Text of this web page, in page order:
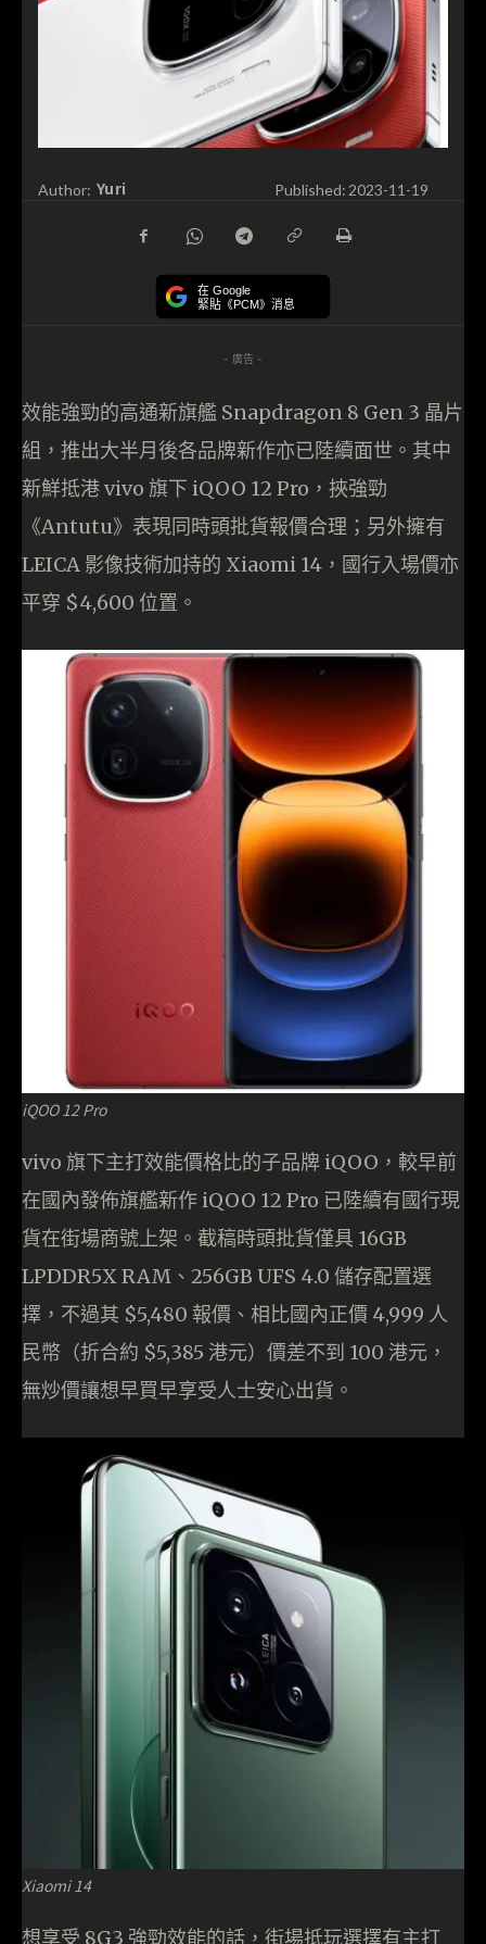
Author: Yuri Published: 2023-11-19
在 Google
緊貼《PCM》消息
- 廣告 -
效能強勁的高通新旗艦 Snapdragon 8 Gen 3 晶片
組，推出大半月後各品牌新作亦已陸續面世。其中
新鮮抵港 vivo 旗下 iQOO 12 Pro，挾強勁
《Antutu》表現同時頭批貨報價合理；另外擁有
LEICA 影像技術加持的 Xiaomi 14，國行入場價亦
平穿 $4,600 位置。
iQOO 12 Pro
vivo 旗下主打效能價格比的子品牌 iQOO，較早前
在國內發佈旗艦新作 iQOO 12 Pro 已陸續有國行現
貨在街場商號上架。截稿時頭批貨僅具 16GB
LPDDR5X RAM、256GB UFS 4.0 儲存配置選
擇，不過其 $5,480 報價、相比國內正價 4,999 人
民幣（折合約 $5,385 港元）價差不到 100 港元，
無炒價讓想早買早享受人士安心出貨。
Xiaomi 14
想享受 8G3 強勁效能的話，街場抵玩選擇有主打